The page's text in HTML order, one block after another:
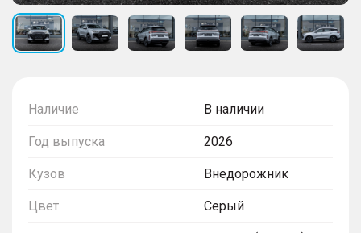
Наличие В наличии
Год выпуска 2026
Кузов Внедорожник
Цвет Серый